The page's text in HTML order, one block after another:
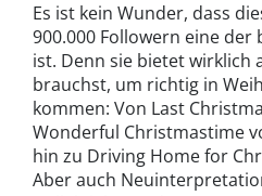
Es ist kein Wunder, dass
900.000 Followern eine
ist. Denn sie bietet wirklich
brauchst, um richtig in
kommen: Von Last
Wonderful Christmastime
hin zu Driving Home for
Aber auch